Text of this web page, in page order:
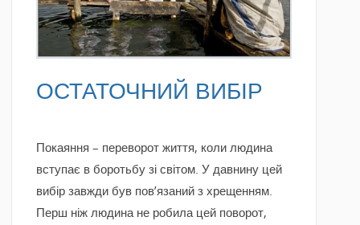
ОСТАТОЧНИЙ ВИБІР
Покаяння – переворот життя, коли людина
вступає в боротьбу зі світом. У давнину цей
вибір завжди був пов’язаний з хрещенням.
Перш ніж людина не робила цей поворот,